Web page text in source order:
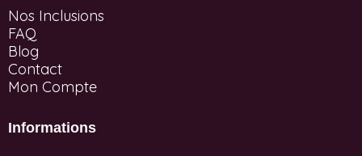
Nos Inclusions
FAQ
Blog
Contact
Mon Compte
Informations